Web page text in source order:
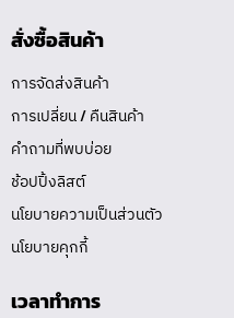
สั่งซื้อสินค้า
การจัดส่งสินค้า
การเปลี่ยน / คืนสินค้า
คำถามที่พบบ่อย
ช้อปปิ้งลิสต์
นโยบายความเป็นส่วนตัว
นโยบายคุกกี้
เวลาทำการ